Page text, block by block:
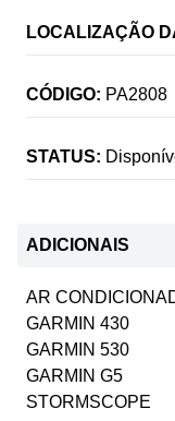
LOCALIZAÇÃO
CÓDIGO: PA2808
STATUS:
ADICIONAIS
AR
GARMIN 430
GARMIN 530
GARMIN G5
STORMSCOPE